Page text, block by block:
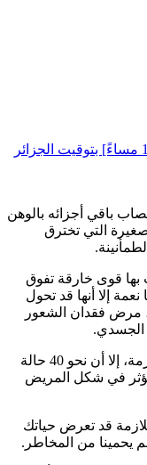
باقي أجزائه بالوهن
التي تخترق
بها قوى خارقة تفوق
إلا أنها قد تحول
مرض فقدان الشعور
الجسدي.
والغريب أنه على الرغم من ندرة هذه المتلازمة، إلا أن نحو 40 حالة
في شكل المريض
قد تعرض حياتك
يحمينا من المخاطر.